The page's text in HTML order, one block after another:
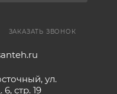
ЗАКАЗАТЬ ЗВОНОК
ул.
стр. 19